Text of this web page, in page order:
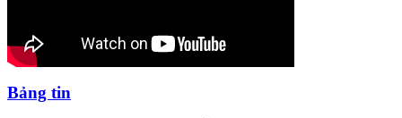
Bảng tin